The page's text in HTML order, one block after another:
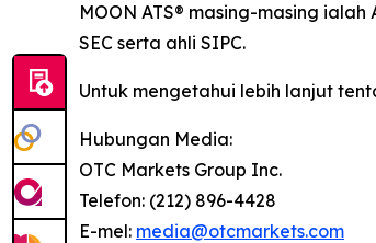
MOON ATS® masing-masing
SEC serta ahli SIPC.
Untuk mengetahui lebih lanjut
Hubungan Media:
OTC Markets Group Inc.
Telefon: (212) 896-4428
E-mel: media@otcmarkets.com